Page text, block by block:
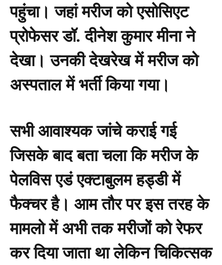
पहुंचा। जहां मरीज को एसोसिएट
प्रोफेसर डॉ. दीनेश कुमार मीना ने
देखा। उनकी देखरेख में मरीज को
अस्पताल में भर्ती किया गया।
सभी आवाश्यक जांचे कराई गई
जिसके बाद बता चला कि मरीज के
पेलविस एडं एक्टाबुलम हड्डी में
फैक्चर है। आम तौर पर इस तरह के
मामलो में अभी तक मरीजों को रेफर
कर दिया जाता था लेकिन चिकित्सक